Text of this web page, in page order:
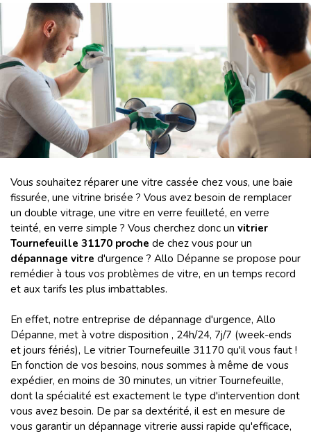
Vous souhaitez réparer une vitre cassée chez vous, une baie
fissurée, une vitrine brisée ? Vous avez besoin de remplacer
un double vitrage, une vitre en verre feuilleté, en verre
teinté, en verre simple ? Vous cherchez donc un vitrier
Tournefeuille 31170 proche de chez vous pour un
dépannage vitre d'urgence ? Allo Dépanne se propose pour
remédier à tous vos problèmes de vitre, en un temps record
et aux tarifs les plus imbattables.
En effet, notre entreprise de dépannage d'urgence, Allo
Dépanne, met à votre disposition , 24h/24, 7j/7 (week-ends
et jours fériés), Le vitrier Tournefeuille 31170 qu'il vous faut !
En fonction de vos besoins, nous sommes à même de vous
expédier, en moins de 30 minutes, un vitrier Tournefeuille,
dont la spécialité est exactement le type d'intervention dont
vous avez besoin. De par sa dextérité, il est en mesure de
vous garantir un dépannage vitrerie aussi rapide qu'efficace,